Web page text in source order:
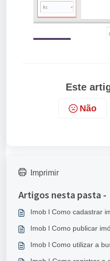
Este
Não
Imprimir
Artigos nesta pasta -
Imob l Como cadastrar
Imob l Como publicar
Imob l Como utilizar a